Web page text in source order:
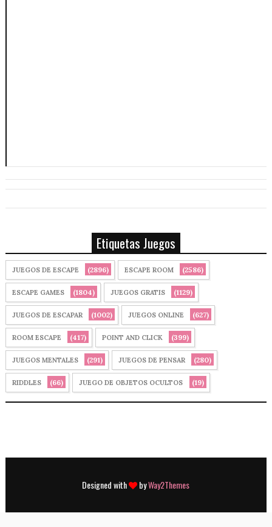
Etiquetas Juegos
JUEGOS DE ESCAPE (2896) ESCAPE ROOM (2586)
ESCAPE GAMES (1804) JUEGOS GRATIS (1129)
JUEGOS DE ESCAPAR (1002) JUEGOS ONLINE (627)
ROOM ESCAPE (417) POINT AND CLICK (399)
JUEGOS MENTALES (291) JUEGOS DE PENSAR (280)
RIDDLES (66) JUEGO DE OBJETOS OCULTOS (19)
Designed with byWay2Themes